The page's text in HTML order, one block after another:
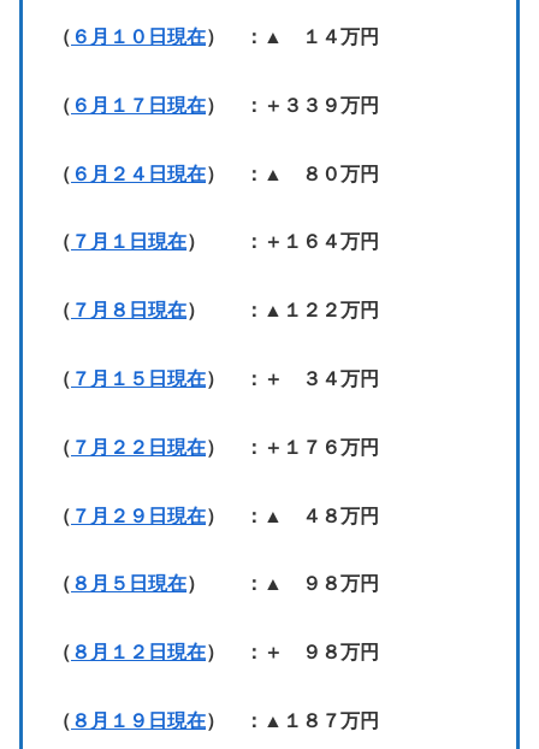
（ ６月１０日現在） ：▲ １４万円
（ ６月１７日現在） ：＋３３９万円
（ ６月２４日現在） ：▲ ８０万円
（ ７月１日現在） ：＋１６４万円
（ ７月８日現在） ：▲１２２万円
（ ７月１５日現在） ：＋ ３４万円
（ ７月２２日現在） ：＋１７６万円
（ ７月２９日現在） ：▲ ４８万円
（ ８月５日現在） ：▲ ９８万円
（ ８月１２日現在） ：＋ ９８万円
（ ８月１９日現在） ：▲１８７万円